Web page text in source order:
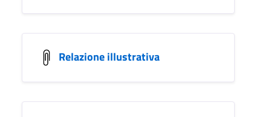
Relazione illustrativa